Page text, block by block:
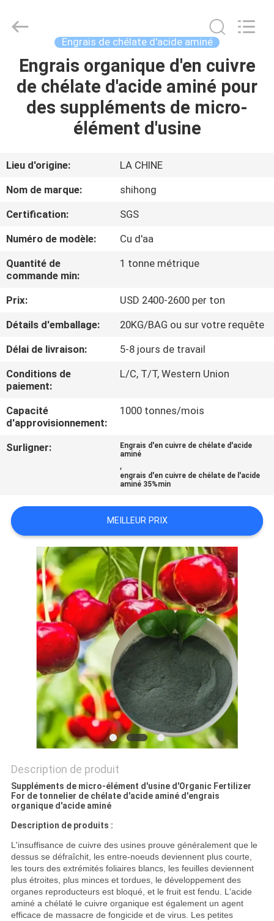
MAISON
PRODUITS
AU
DE
NOUS
VISITE
D'USINE
CONTRÔLE
DE
QUALITÉ
CONTACTEZ-
NOUS
UNE
CITATION
PLAN
POLITIQUE
CONFIDENTIALITÉ
Shihong
Technology
Reserved.
Engrais de chélate d'acide aminé
Engrais organique d'en cuivre
de chélate d'acide aminé pour
des suppléments de micro-
élément d'usine
Lieu d'origine:
LA CHINE
Nom de marque:
shihong
Certification:
SGS
Numéro de modèle:
Cu d'aa
Quantité de
commande min:
1 tonne métrique
Prix:
USD 2400-2600 per ton
Détails d'emballage:
20KG/BAG ou sur votre requête
Délai de livraison:
5-8 jours de travail
Conditions de
paiement:
L/C, T/T, Western Union
Capacité
d'approvisionnement:
1000 tonnes/mois
Surligner:
Engrais d'en cuivre de chélate d'acide
aminé
,
engrais d'en cuivre de chélate de l'acide
aminé 35%min
MEILLEUR PRIX
Description de produit
Suppléments de micro-élément d'usine d'Organic Fertilizer
For de tonnelier de chélate d'acide aminé d'engrais
organique d'acide aminé
Description de produits :
L'insuffisance de cuivre des usines prouve généralement que le
dessus se défraîchit, les entre-noeuds deviennent plus courte,
les tours des extrémités foliaires blancs, les feuilles deviennent
plus étroites, plus minces et tordues, le développement des
organes reproducteurs est bloqué, et le fruit est fendu. L'acide
aminé a chélaté le cuivre organique est également un agent
efficace de massacre de fongicide et de virus. Les petites